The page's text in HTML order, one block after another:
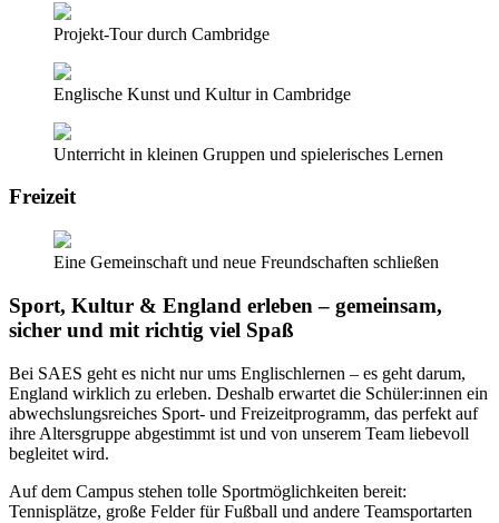
Projekt-Tour durch Cambridge
Englische Kunst und Kultur in Cambridge
Unterricht in kleinen Gruppen und spielerisches Lernen
Freizeit
Eine Gemeinschaft und neue Freundschaften schließen
Sport, Kultur & England erleben – gemeinsam,
sicher und mit richtig viel Spaß
Bei SAES geht es nicht nur ums Englischlernen – es geht darum,
England wirklich zu erleben. Deshalb erwartet die Schüler:innen ein
abwechslungsreiches Sport- und Freizeitprogramm, das perfekt auf
ihre Altersgruppe abgestimmt ist und von unserem Team liebevoll
begleitet wird.
Auf dem Campus stehen tolle Sportmöglichkeiten bereit:
Tennisplätze, große Felder für Fußball und andere Teamsportarten